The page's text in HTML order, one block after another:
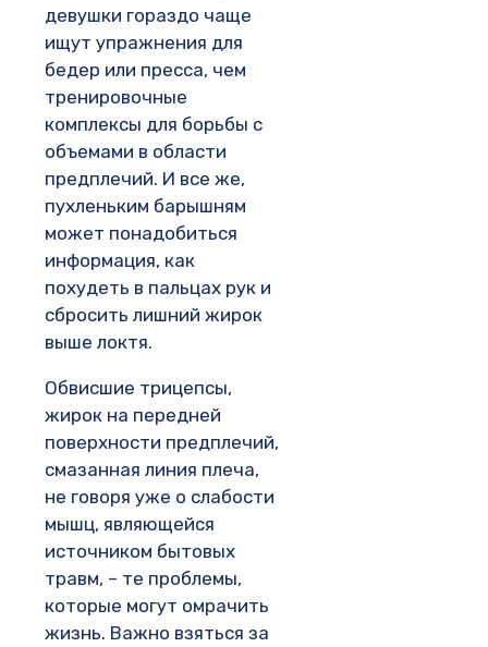
девушки гораздо чаще
ищут упражнения для
бедер или пресса, чем
тренировочные
комплексы для борьбы с
объемами в области
предплечий. И все же,
пухленьким барышням
может понадобиться
информация, как
похудеть в пальцах рук и
сбросить лишний жирок
выше локтя.
Обвисшие трицепсы,
жирок на передней
поверхности предплечий,
смазанная линия плеча,
не говоря уже о слабости
мышц, являющейся
источником бытовых
травм, – те проблемы,
которые могут омрачить
жизнь. Важно взяться за